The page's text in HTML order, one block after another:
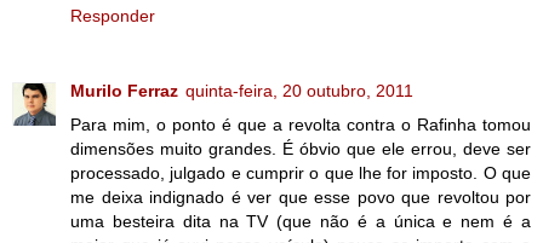
Responder
Murilo Ferraz quinta-feira, 20 outubro, 2011
Para mim, o ponto é que a revolta contra o Rafinha tomou
dimensões muito grandes. É óbvio que ele errou, deve ser
processado, julgado e cumprir o que lhe for imposto. O que
me deixa indignado é ver que esse povo que revoltou por
uma besteira dita na TV (que não é a única e nem é a